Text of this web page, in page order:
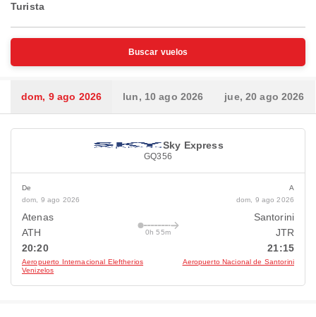
Turista
Buscar vuelos
dom, 9 ago 2026 lun, 10 ago 2026 jue, 20 ago 2026
Sky Express
GQ356
De
dom, 9 ago 2026
Atenas
ATH
20:20
Aeropuerto Internacional Eleftherios
Venizelos
0h 55m
A
dom, 9 ago 2026
Santorini
JTR
21:15
Aeropuerto Nacional de Santorini